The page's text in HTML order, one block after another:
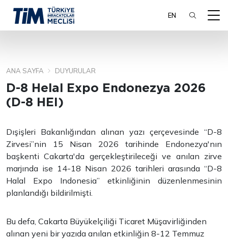
EN
ANA SAYFA DUYURULAR
D-8 Helal Expo Endonezya 2026
(D-8 HEI)
Dışişleri Bakanlığından alınan yazı çerçevesinde “D-8
Zirvesi”nin 15 Nisan 2026 tarihinde Endonezya'nın
başkenti Cakarta'da gerçekleştirileceği ve anılan zirve
marjında ise 14-18 Nisan 2026 tarihleri arasında “D-8
Halal Expo Indonesia” etkinliğinin düzenlenmesinin
planlandığı bildirilmişti.
Bu defa, Cakarta Büyükelçiliği Ticaret Müşavirliğinden
alınan yeni bir yazıda anılan etkinliğin 8-12 Temmuz